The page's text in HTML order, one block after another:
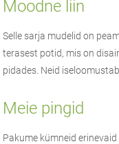
Moodne liin
Selle sarja mudelid on
terasest potid, mis on
pidades. Neid
Meie pingid
Pakume kümneid